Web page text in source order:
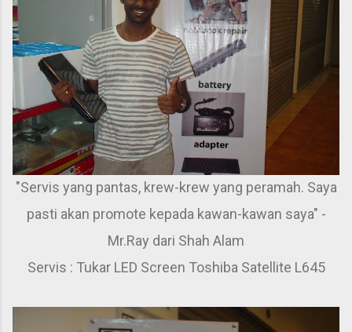
"Servis yang pantas, krew-krew yang peramah. Saya
pasti akan promote kepada kawan-kawan saya" -
Mr.Ray dari Shah Alam
Servis : Tukar LED Screen Toshiba Satellite L645